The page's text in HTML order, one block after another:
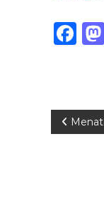
F
b
P